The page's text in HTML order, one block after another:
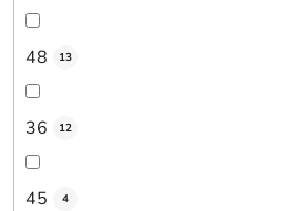
48 13
36 12
45 4